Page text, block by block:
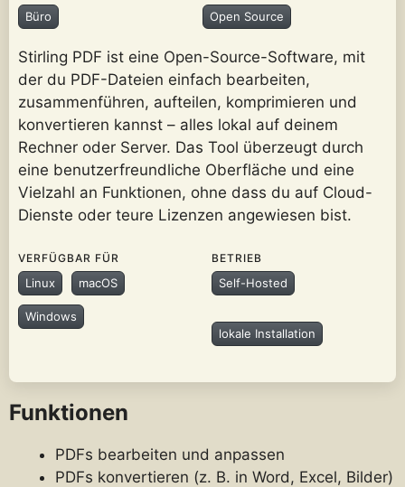
Büro Open Source
Stirling PDF ist eine Open-Source-Software, mit
der du PDF-Dateien einfach bearbeiten,
zusammenführen, aufteilen, komprimieren und
konvertieren kannst – alles lokal auf deinem
Rechner oder Server. Das Tool überzeugt durch
eine benutzerfreundliche Oberfläche und eine
Vielzahl an Funktionen, ohne dass du auf Cloud-
Dienste oder teure Lizenzen angewiesen bist.
VERFÜGBAR FÜR
Linux macOS
Windows
BETRIEB
Self-Hosted
lokale Installation
Funktionen
PDFs bearbeiten und anpassen
PDFs konvertieren (z. B. in Word, Excel, Bilder)